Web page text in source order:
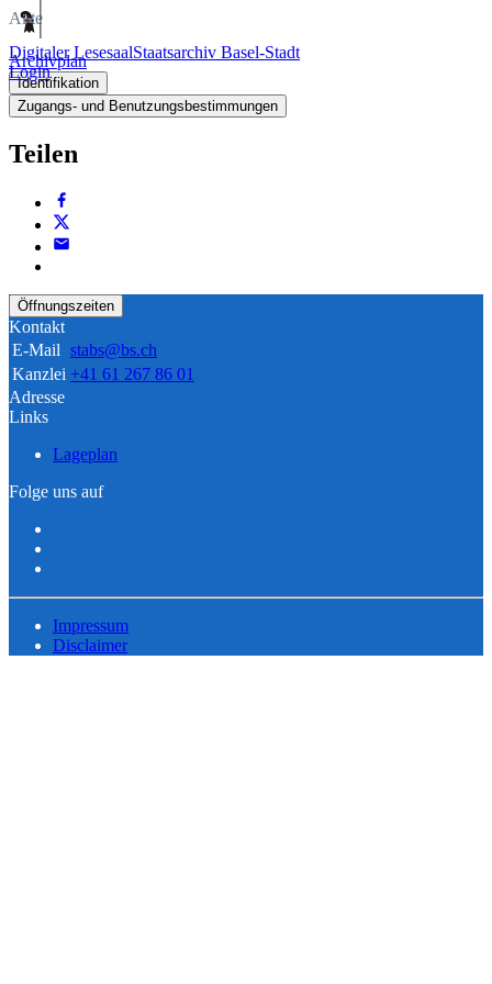
Digitaler LesesaalStaatsarchiv Basel-Stadt
Login
Akte
Archivplan
Identifikation
Zugangs- und Benutzungsbestimmungen
Teilen
Öffnungszeiten
Kontakt
E-Mail stabs@bs.ch
Kanzlei +41 61 267 86 01
Adresse
Links
Lageplan
Folge uns auf
Impressum
Disclaimer